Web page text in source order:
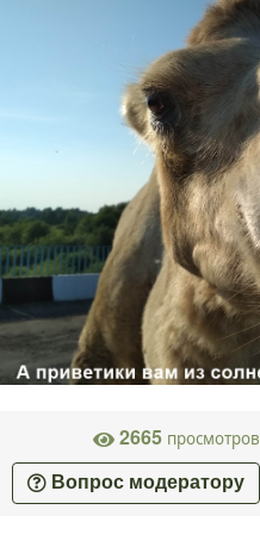
2665 просмотров
Вопрос модератору